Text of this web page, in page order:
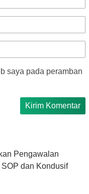
saya pada peramban
Pengawalan
dan Kondusif